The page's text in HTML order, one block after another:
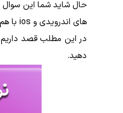
حال شاید شما این سوال
‌های اندرویدی و ios با هم تفاوت دارد.
در این مطلب قصد
دهید.